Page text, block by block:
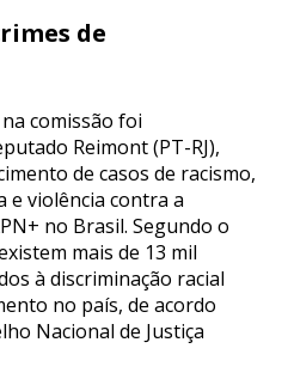
de
comissão foi
Reimont (PT-RJ),
de casos de racismo,
e violência contra a
no Brasil. Segundo o
mais de 13 mil
à discriminação racial
no país, de acordo
Nacional de Justiça